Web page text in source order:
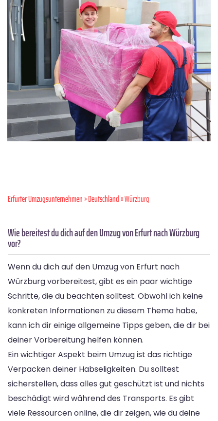
Erfurter Umzugsunternehmen»Deutschland» Würzburg
Wie bereitest du dich auf den Umzug von Erfurt nach Würzburg
vor?
Wenn du dich auf den Umzug von Erfurt nach
Würzburg vorbereitest, gibt es ein paar wichtige
Schritte, die du beachten solltest. Obwohl ich keine
konkreten Informationen zu diesem Thema habe,
kann ich dir einige allgemeine Tipps geben, die dir bei
deiner Vorbereitung helfen können.
Ein wichtiger Aspekt beim Umzug ist das richtige
Verpacken deiner Habseligkeiten. Du solltest
sicherstellen, dass alles gut geschützt ist und nichts
beschädigt wird während des Transports. Es gibt
viele Ressourcen online, die dir zeigen, wie du deine